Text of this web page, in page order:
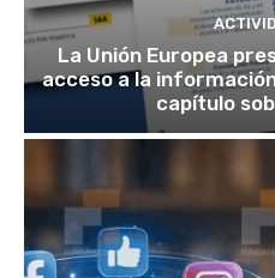
La Unión Europea
acceso a la
capítulo